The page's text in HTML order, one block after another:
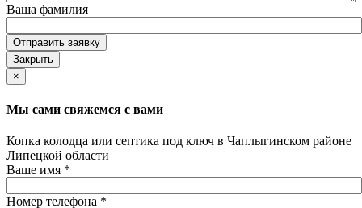
Ваша фамилия
Отправить заявку
Закрыть
×
Мы сами свяжемся с вами
Копка колодца или септика под ключ в Чаплыгинском районе
Липецкой области
Ваше имя *
Номер телефона *